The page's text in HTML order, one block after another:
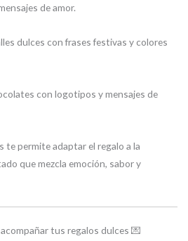
de amor.
dulces con frases festivas y colores
con logotipos y mensajes de
te permite adaptar el regalo a la
que mezcla emoción, sabor y
tus regalos dulces 💌